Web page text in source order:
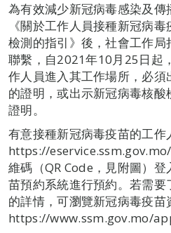
為有效減少新冠病毒感染及
《關於工作人員接種新冠病
檢測的指引》後，社會工作
聯繫，自2021年10月25日起
作人員進入其工作場所，必
的證明，或出示新冠病毒核
證明。
有意接種新冠病毒疫苗的工作
https://
維碼（QR Code，見附圖）
苗預約系統進行預約。若需
的詳情，可瀏覽新冠病毒疫苗
https://www.ssm.gov.mo/